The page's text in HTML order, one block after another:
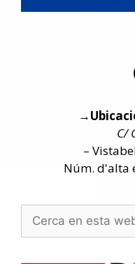
→
C/
–
Núm. d'alta